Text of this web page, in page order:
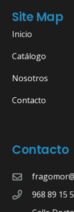
Site Map
Inicio
Catálogo
Nosotros
Contacto
Contacto
968 89 15